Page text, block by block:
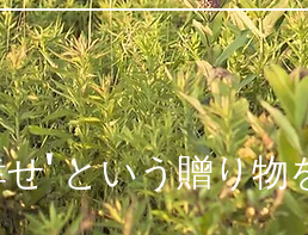
' という贈り物